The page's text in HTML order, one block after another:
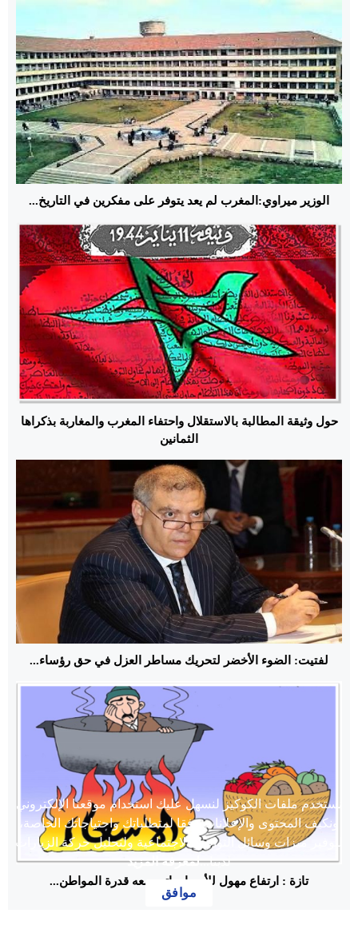
الوزير ميراوي:المغرب لم يعد يتوفر على مفكرين في التاريخ...
حول وثيقة المطالبة بالاستقلال واحتفاء المغرب والمغاربة بذكراها
الثمانين
لفتيت: الضوء الأخضر لتحريك مساطر العزل في حق رؤساء...
تازة : ارتفاع مهول للأسعار باتت معه قدرة المواطن...
نستخدم ملفات الكوكيز لنسهل عليك استخدام موقعنا الإلكتروني
ونكيف المحتوى والإعلانات وفقا لمتطلباتك واحتياجاتك الخاصة،
لتوفير ميزات وسائل التواصل الاجتماعية ولتحليل حركة الزيارات
لدينا...لمعرفة المزيد
موافق